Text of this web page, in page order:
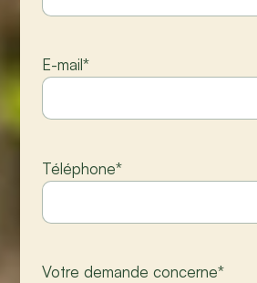
E-mail*
Téléphone*
Votre demande concerne*